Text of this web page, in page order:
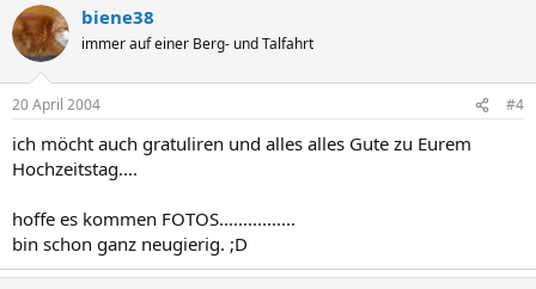
biene38
immer auf einer Berg- und Talfahrt
20 April 2004 #4
ich möcht auch gratuliren und alles alles Gute zu Eurem
Hochzeitstag....
hoffe es kommen FOTOS................
bin schon ganz neugierig. ;D